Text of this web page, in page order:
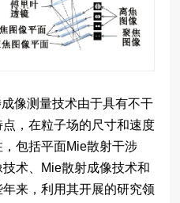
像测量技术由于具有不干
，在粒子场的尺寸和速度
包括平面Mie散射干涉
术、Mie散射成像技术和
来，利用其开展的研究领